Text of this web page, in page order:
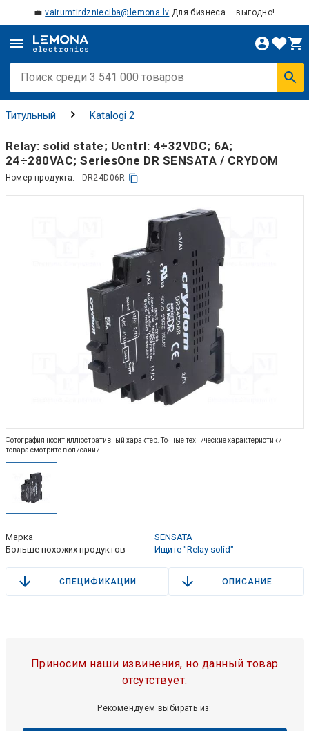
💼vairumtirdznieciba@lemona.lv Для бизнеса – выгодно!
Титульный Katalogi 2
Relay: solid state; Ucntrl: 4÷32VDC; 6A;
24÷280VAC; SeriesOne DR SENSATA / CRYDOM
Номер продукта: DR24D06R
Фотография носит иллюстративный характер. Точные технические характеристики
товара смотрите в описании.
Марка
SENSATA
Больше похожих продуктов
Ищите "Relay solid"
СПЕЦИФИКАЦИИ ОПИСАНИЕ
Приносим наши извинения, но данный товар
отсутствует.
Рекомендуем выбирать из: